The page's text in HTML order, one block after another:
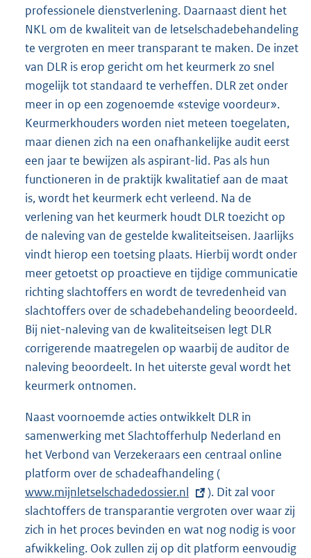
professionele dienstverlening. Daarnaast dient het
NKL om de kwaliteit van de letselschadebehandeling
te vergroten en meer transparant te maken. De inzet
van DLR is erop gericht om het keurmerk zo snel
mogelijk tot standaard te verheffen. DLR zet onder
meer in op een zogenoemde «stevige voordeur».
Keurmerkhouders worden niet meteen toegelaten,
maar dienen zich na een onafhankelijke audit eerst
een jaar te bewijzen als aspirant-lid. Pas als hun
functioneren in de praktijk kwalitatief aan de maat
is, wordt het keurmerk echt verleend. Na de
verlening van het keurmerk houdt DLR toezicht op
de naleving van de gestelde kwaliteitseisen. Jaarlijks
vindt hierop een toetsing plaats. Hierbij wordt onder
meer getoetst op proactieve en tijdige communicatie
richting slachtoffers en wordt de tevredenheid van
slachtoffers over de schadebehandeling beoordeeld.
Bij niet-naleving van de kwaliteitseisen legt DLR
corrigerende maatregelen op waarbij de auditor de
naleving beoordeelt. In het uiterste geval wordt het
keurmerk ontnomen.
Naast voornoemde acties ontwikkelt DLR in
samenwerking met Slachtofferhulp Nederland en
het Verbond van Verzekeraars een centraal online
platform over de schadeafhandeling (
x
t
e
r
www.mijnletselschadedossier.nl
). Dit zal voor
slachtoffers de transparantie vergroten over waar zij
zich in het proces bevinden en wat nog nodig is voor
afwikkeling. Ook zullen zij op dit platform eenvoudig